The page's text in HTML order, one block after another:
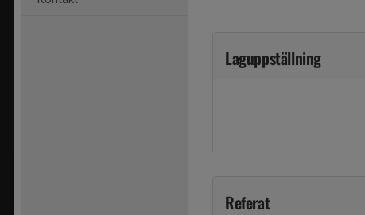
Laguppställning
Referat